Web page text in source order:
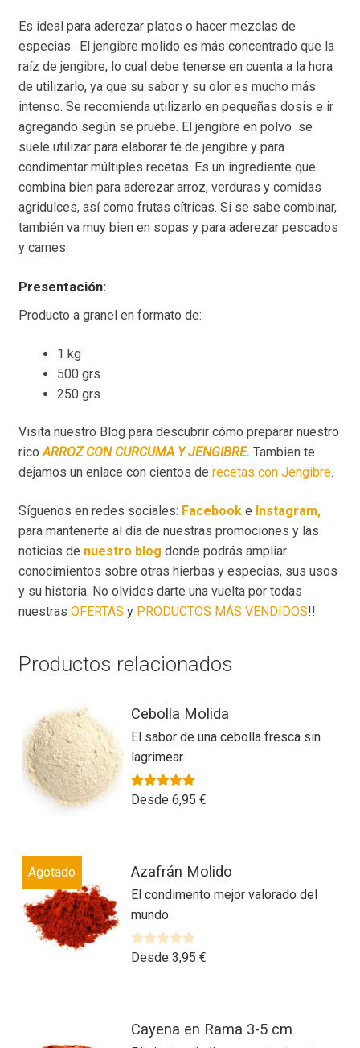
Es ideal para aderezar platos o hacer mezclas de
especias. El jengibre molido es más concentrado que la
raíz de jengibre, lo cual debe tenerse en cuenta a la hora
de utilizarlo, ya que su sabor y su olor es mucho más
intenso. Se recomienda utilizarlo en pequeñas dosis e ir
agregando según se pruebe. El jengibre en polvo se
suele utilizar para elaborar té de jengibre y para
condimentar múltiples recetas. Es un ingrediente que
combina bien para aderezar arroz, verduras y comidas
agridulces, así como frutas cítricas. Si se sabe combinar,
también va muy bien en sopas y para aderezar pescados
y carnes.
Presentación:
Producto a granel en formato de:
1 kg
500 grs
250 grs
Visita nuestro Blog para descubrir cómo preparar nuestro
ricoARROZ CON CURCUMA Y JENGIBRE. Tambien te
dejamos un enlace con cientos de recetas con Jengibre.
Síguenos en redes sociales: Facebooke Instagram,
para mantenerte al día de nuestras promociones y las
noticias de nuestro blog donde podrás ampliar
conocimientos sobre otras hierbas y especias, sus usos
y su historia. No olvides darte una vuelta por todas
nuestras OFERTAS y PRODUCTOS MÁS VENDIDOS!!
Productos relacionados
Cebolla Molida
El sabor de una cebolla fresca sin
lagrimear.
Valorado con
Desde 6,95 €
producto
tiene
variantes.
Las
elegir
Agotado Azafrán Molido
El condimento mejor valorado del
mundo.
V
r
Desde 3,95 €
producto
Cayena en Rama 3-5 cm